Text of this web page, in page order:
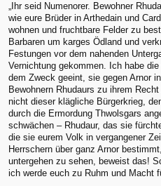
„Ihr seid Numenorer. Bewohner
wie eure Brüder in Arthedain und
wohnen und fruchtbare Felder zu
Barbaren um karges Ödland und
Festungen vor dem nahenden
Vernichtung gekommen. Ich habe
dem Zweck geeint, sie gegen Arnor
Bewohnern Rhudaurs zu ihrem
nicht dieser klägliche Bürgerkrieg,
durch die Ermordung Thwolsgars
schwächen – Rhudaur, das sie
die sie eurem Volk in vergangener
Herrschern über ganz Arnor
untergehen zu sehen, beweist das!
ich werde euch zu Ruhm und Macht